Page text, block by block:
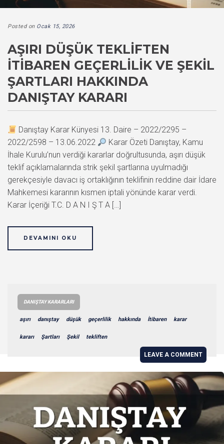
Posted on Ocak 15, 2026
AŞIRI DÜŞÜK TEKLIFTEN
İTIBAREN GEÇERLILIK VE ŞEKIL
ŞARTLARI HAKKINDA
DANIŞTAY KARARI
Danıştay Karar Künyesi 13. Daire – 2022/2295 –
2022/2598 – 13.06.2022
Karar Özeti Danıştay, Kamu
İhale Kurulu’nun verdiği kararlar doğrultusunda, aşırı düşük
teklif açıklamalarında strik şekil şartlarına uyulmadığı
gerekçesiyle davacı iş ortaklığının teklifinin reddine dair İdare
Mahkemesi kararının kısmen iptali yönünde karar verdi.
Karar İçeriği T.C. D A N I Ş T A […]
DEVAMINI OKU
DANIŞTAY KARARLARI
aşırı danıştay düşük geçerlilik hakkında İtibaren karar
kararı Şartları Şekil tekliften
LEAVE A COMMENT